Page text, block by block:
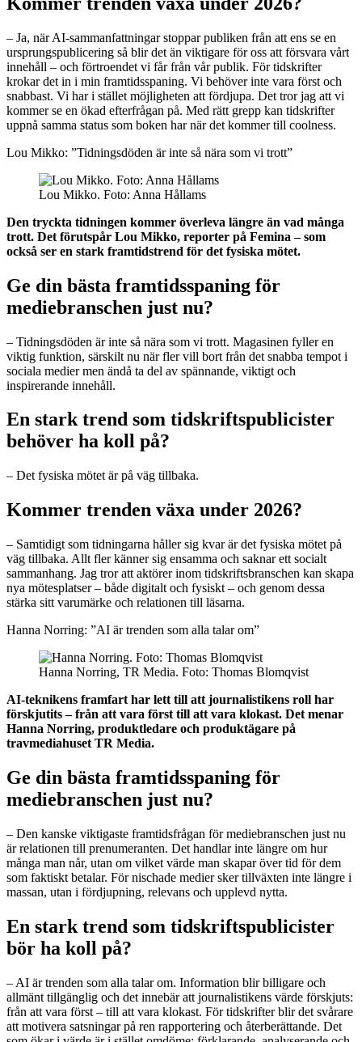
– Ja, när AI-sammanfattningar stoppar publiken från att ens se en
ursprungspublicering så blir det än viktigare för oss att försvara vårt
innehåll – och förtroendet vi får från vår publik. För tidskrifter
krokar det in i min framtidsspaning. Vi behöver inte vara först och
snabbast. Vi har i stället möjligheten att fördjupa. Det tror jag att vi
kommer se en ökad efterfrågan på. Med rätt grepp kan tidskrifter
uppnå samma status som boken har när det kommer till coolness.
Lou Mikko: ”Tidningsdöden är inte så nära som vi trott”
Lou Mikko. Foto: Anna Hållams
Den tryckta tidningen kommer överleva längre än vad många
trott. Det förutspår Lou Mikko, reporter på Femina – som
också ser en stark framtidstrend för det fysiska mötet.
Ge din bästa framtidsspaning för
mediebranschen just nu?
– Tidningsdöden är inte så nära som vi trott. Magasinen fyller en
viktig funktion, särskilt nu när fler vill bort från det snabba tempot i
sociala medier men ändå ta del av spännande, viktigt och
inspirerande innehåll.
En stark trend som tidskriftspublicister
behöver ha koll på?
– Det fysiska mötet är på väg tillbaka.
Kommer trenden växa under 2026?
– Samtidigt som tidningarna håller sig kvar är det fysiska mötet på
väg tillbaka. Allt fler känner sig ensamma och saknar ett socialt
sammanhang. Jag tror att aktörer inom tidskriftsbranschen kan skapa
nya mötesplatser – både digitalt och fysiskt – och genom dessa
stärka sitt varumärke och relationen till läsarna.
Hanna Norring: ”AI är trenden som alla talar om”
Hanna Norring, TR Media. Foto: Thomas Blomqvist
AI-teknikens framfart har lett till att journalistikens roll har
förskjutits – från att vara först till att vara klokast. Det menar
Hanna Norring, produktledare och produktägare på
travmediahuset TR Media.
Ge din bästa framtidsspaning för
mediebranschen just nu?
– Den kanske viktigaste framtidsfrågan för mediebranschen just nu
är relationen till prenumeranten. Det handlar inte längre om hur
många man når, utan om vilket värde man skapar över tid för dem
som faktiskt betalar. För nischade medier sker tillväxten inte längre i
massan, utan i fördjupning, relevans och upplevd nytta.
En stark trend som tidskriftspublicister
bör ha koll på?
– AI är trenden som alla talar om. Information blir billigare och
allmänt tillgänglig och det innebär att journalistikens värde förskjuts:
från att vara först – till att vara klokast. För tidskrifter blir det svårare
att motivera satsningar på ren rapportering och återberättande. Det